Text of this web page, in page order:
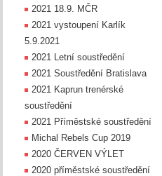
2021 18.9. MČR
2021 vystoupení Karlík
5.9.2021
2021 Letní soustředění
2021 Soustředění Bratislava
2021 Kaprun trenérské
soustředění
2021 Příměstské soustředění
Michal Rebels Cup 2019
2020 ČERVEN VÝLET
2020 příměstské soustředění